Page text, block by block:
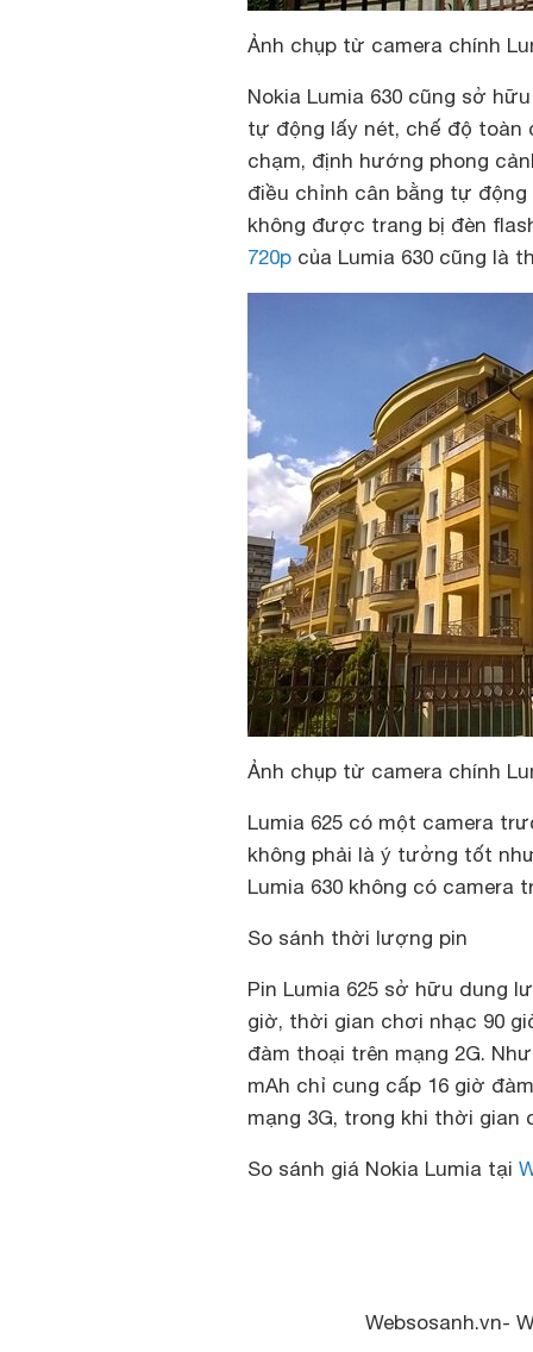
Ảnh chụp từ camera chính
Nokia Lumia 630 cũng sở
tự động lấy nét, chế độ toàn
chạm, định hướng phong
điều chỉnh cân bằng tự động
không được trang bị đèn
720p của Lumia 630 cũng là
Ảnh chụp từ camera chính
Lumia 625 có một camera
không phải là ý tưởng tốt
Lumia 630 không có camera
So sánh thời lượng pin
Pin Lumia 625 sở hữu dung
giờ, thời gian chơi nhạc 90
đàm thoại trên mạng 2G.
mAh chỉ cung cấp 16 giờ
mạng 3G, trong khi thời gian
So sánh giá Nokia Lumia tại
Websosanh.vn-